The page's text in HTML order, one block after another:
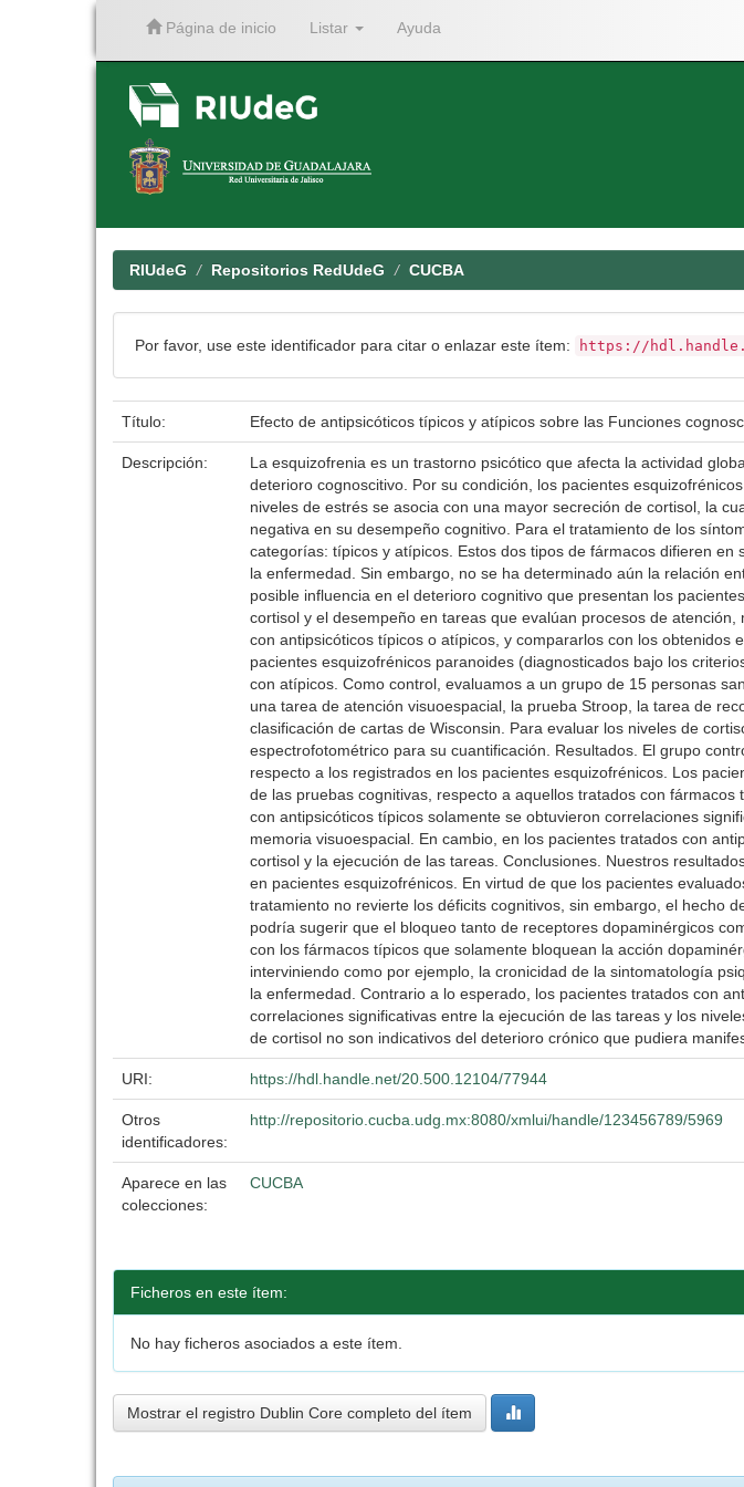
Página de inicio Listar Ayuda
RIUdeG Repositorios RedUdeG CUCBA
Por favor, use este identificador para citar o enlazar este ítem: https://
Título: Efecto de antipsicóticos típicos y atípicos sobre las Funciones
Descripción:
La esquizofrenia es un trastorno psicótico que afecta la actividad
deterioro cognoscitivo. Por su condición, los pacientes
niveles de estrés se asocia con una mayor secreción de cortisol, la
negativa en su desempeño cognitivo. Para el tratamiento de los
categorías: típicos y atípicos. Estos dos tipos de fármacos difieren
la enfermedad. Sin embargo, no se ha determinado aún la relación
posible influencia en el deterioro cognitivo que presentan los
cortisol y el desempeño en tareas que evalúan procesos de
con antipsicóticos típicos o atípicos, y compararlos con los
pacientes esquizofrénicos paranoides (diagnosticados bajo los
con atípicos. Como control, evaluamos a un grupo de 15 personas
una tarea de atención visuoespacial, la prueba Stroop, la tarea de
clasificación de cartas de Wisconsin. Para evaluar los niveles de
espectrofotométrico para su cuantificación. Resultados. El grupo
respecto a los registrados en los pacientes esquizofrénicos. Los
de las pruebas cognitivas, respecto a aquellos tratados con
con antipsicóticos típicos solamente se obtuvieron correlaciones
memoria visuoespacial. En cambio, en los pacientes tratados con
cortisol y la ejecución de las tareas. Conclusiones. Nuestros
en pacientes esquizofrénicos. En virtud de que los pacientes
tratamiento no revierte los déficits cognitivos, sin embargo, el hecho
podría sugerir que el bloqueo tanto de receptores dopaminérgicos
con los fármacos típicos que solamente bloquean la acción
interviniendo como por ejemplo, la cronicidad de la sintomatología
la enfermedad. Contrario a lo esperado, los pacientes tratados con
correlaciones significativas entre la ejecución de las tareas y los
de cortisol no son indicativos del deterioro crónico que pudiera
URI: https://hdl.handle.net/20.500.12104/77944
Otros
identificadores:
http://repositorio.cucba.udg.mx:8080/xmlui/handle/123456789/5969
Aparece en las
colecciones:
CUCBA
Ficheros en este ítem:
No hay ficheros asociados a este ítem.
Mostrar el registro Dublin Core completo del ítem